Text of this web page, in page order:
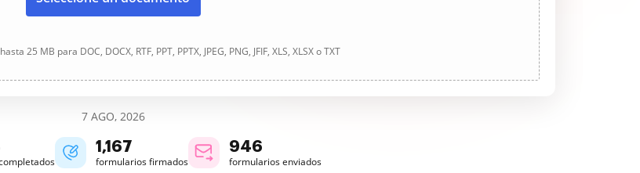
25 MB para DOC, DOCX, RTF, PPT, PPTX, JPEG, PNG, JFIF, XLS, XLSX o TXT
7 AGO, 2026
1,168
formularios firmados
946
formularios enviados